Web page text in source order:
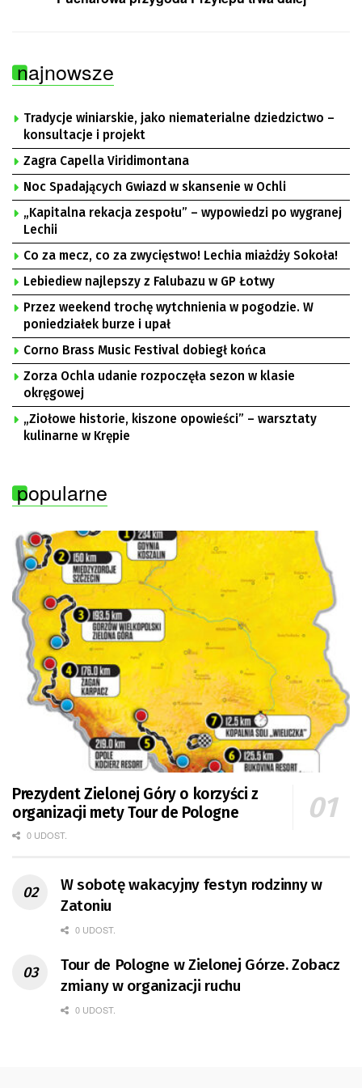
najnowsze
Tradycje winiarskie, jako niematerialne dziedzictwo –
konsultacje i projekt
Zagra Capella Viridimontana
Noc Spadających Gwiazd w skansenie w Ochli
„Kapitalna rekacja zespołu” – wypowiedzi po wygranej
Lechii
Co za mecz, co za zwycięstwo! Lechia miażdży Sokoła!
Lebiediew najlepszy z Falubazu w GP Łotwy
Przez weekend trochę wytchnienia w pogodzie. W
poniedziałek burze i upał
Corno Brass Music Festival dobiegł końca
Zorza Ochla udanie rozpoczęła sezon w klasie
okręgowej
„Ziołowe historie, kiszone opowieści” – warsztaty
kulinarne w Krępie
popularne
Prezydent Zielonej Góry o korzyści z
organizacji mety Tour de Pologne
0 UDOST.
W sobotę wakacyjny festyn rodzinny w
Zatoniu
0 UDOST.
Tour de Pologne w Zielonej Górze. Zobacz
zmiany w organizacji ruchu
0 UDOST.